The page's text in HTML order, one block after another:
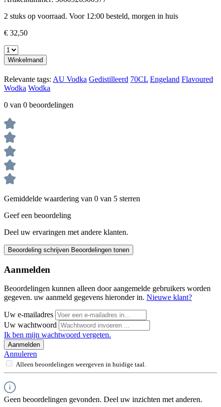
2 stuks op voorraad. Voor 12:00 besteld, morgen in huis
€ 32,50
Winkelmand
Relevante tags: AU Vodka Gedistilleerd 70CL Engeland Flavoured
Wodka Wodka
0 van 0 beoordelingen
Gemiddelde waardering van 0 van 5 sterren
Geef een beoordeling
Deel uw ervaringen met andere klanten.
Beoordeling schrijven Beoordelingen tonen
Aanmelden
Beoordelingen kunnen alleen door aangemelde gebruikers worden
gegeven. uw aanmeld gegevens hieronder in. Nieuwe klant?
Uw e-mailadres
Uw wachtwoord
Ik ben mijn wachtwoord vergeten.
Aanmelden
Annuleren
Alleen beoordelingen weergeven in huidige taal.
Geen beoordelingen gevonden. Deel uw inzichten met anderen.